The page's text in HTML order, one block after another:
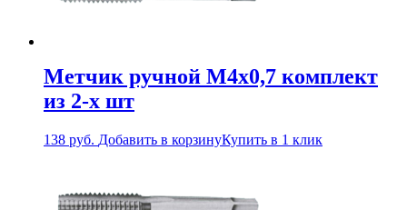
Метчик ручной М4х0,7 комплект
из 2-х шт
138 руб. Добавить в корзинуКупить в 1 клик